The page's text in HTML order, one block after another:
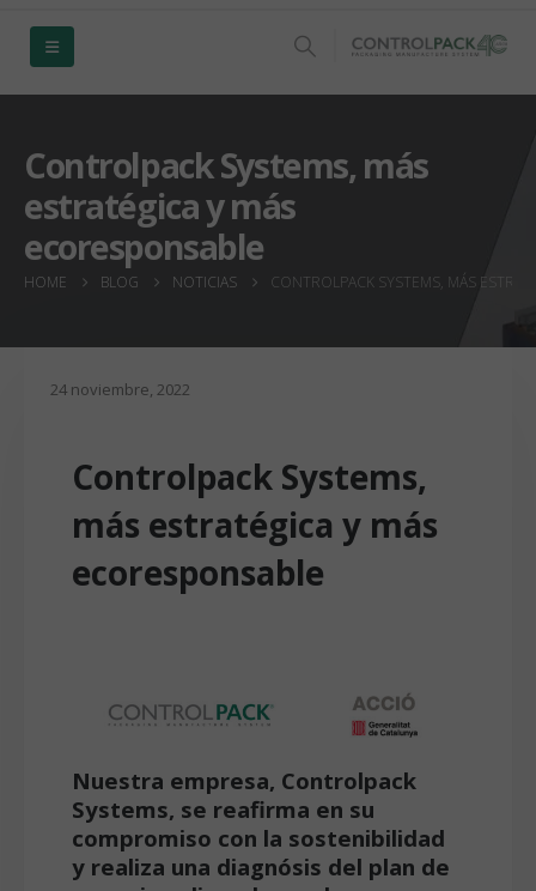
Controlpack Systems, más
estratégica y más
ecoresponsable
HOME BLOG NOTICIAS CONTROLPACK SYSTEMS, MÁS
24 noviembre, 2022
Controlpack Systems,
más estratégica y más
ecoresponsable
Nuestra empresa, Controlpack
Systems, se reafirma en su
compromiso con la sostenibilidad
y realiza una diagnósis del plan de